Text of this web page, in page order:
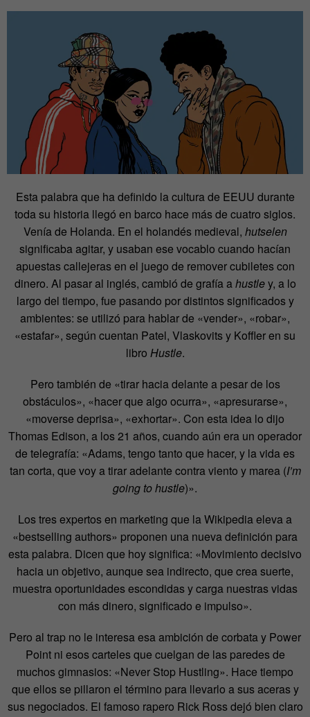
Esta palabra que ha definido la cultura de EEUU durante
toda su historia llegó en barco hace más de cuatro siglos.
Venía de Holanda. En el holandés medieval, hutselen
significaba agitar, y usaban ese vocablo cuando hacían
apuestas callejeras en el juego de remover cubiletes con
dinero. Al pasar al inglés, cambió de grafía ahustley, a lo
largo del tiempo, fue pasando por distintos significados y
ambientes: se utilizó para hablar de «vender», «robar»,
«estafar», según cuentan Patel, Vlaskovits y Koffler en su
libro Hustle.
Pero también de «tirar hacia delante a pesar de los
obstáculos», «hacer que algo ocurra», «apresurarse»,
«moverse deprisa», «exhortar». Con esta idea lo dijo
Thomas Edison, a los 21 años, cuando aún era un operador
de telegrafía: «Adams, tengo tanto que hacer, y la vida es
tan corta, que voy a tirar adelante contra viento y marea (I’m
going to hustle)».
Los tres expertos en marketing que la Wikipedia eleva a
«bestselling authors» proponen una nueva definición para
esta palabra. Dicen que hoy significa: «Movimiento decisivo
hacia un objetivo, aunque sea indirecto, que crea suerte,
muestra oportunidades escondidas y carga nuestras vidas
con más dinero, significado e impulso».
Pero al trap no le interesa esa ambición de corbata y Power
Point ni esos carteles que cuelgan de las paredes de
muchos gimnasios: «Never Stop Hustling». Hace tiempo
que ellos se pillaron el término para llevarlo a sus aceras y
sus negociados. El famoso rapero Rick Ross dejó bien claro